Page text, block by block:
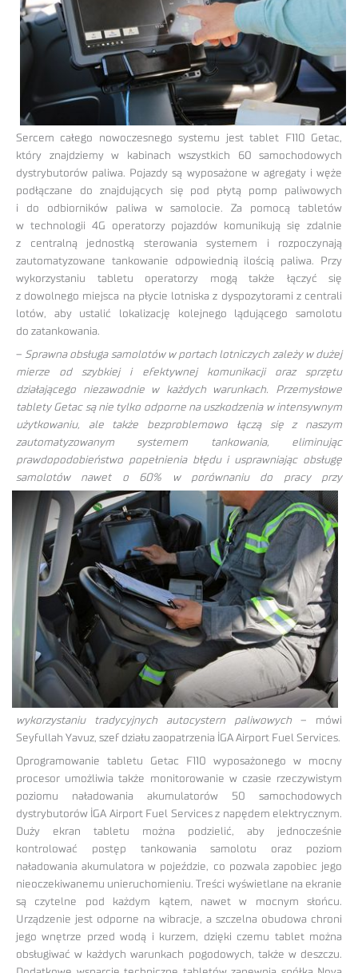
Sercem całego nowoczesnego systemu jest tablet F110 Getac,
który znajdziemy w kabinach wszystkich 60 samochodowych
dystrybutorów paliwa. Pojazdy są wyposażone w agregaty i węże
podłączane do znajdujących się pod płytą pomp paliwowych
i do odbiorników paliwa w samolocie. Za pomocą tabletów
w technologii 4G operatorzy pojazdów komunikują się zdalnie
z centralną jednostką sterowania systemem i rozpoczynają
zautomatyzowane tankowanie odpowiednią ilością paliwa. Przy
wykorzystaniu tabletu operatorzy mogą także łączyć się
z dowolnego miejsca na płycie lotniska z dyspozytorami z centrali
lotów, aby ustalić lokalizację kolejnego lądującego samolotu
do zatankowania.
–Sprawna obsługa samolotów w portach lotniczych zależy w dużej
mierze od szybkiej i efektywnej komunikacji oraz sprzętu
działającego niezawodnie w każdych warunkach. Przemysłowe
tablety Getac są nie tylko odporne na uszkodzenia w intensywnym
użytkowaniu, ale także bezproblemowo łączą się z naszym
zautomatyzowanym systemem tankowania, eliminując
prawdopodobieństwo popełnienia błędu i usprawniając obsługę
samolotów nawet o60% w porównaniu do pracy przy
wykorzystaniu tradycyjnych autocystern paliwowych – mówi
Seyfullah Yavuz, szef działu zaopatrzenia İGA Airport Fuel Services.
Oprogramowanie tabletu Getac F110 wyposażonego w mocny
procesor umożliwia także monitorowanie w czasie rzeczywistym
poziomu naładowania akumulatorów 50 samochodowych
dystrybutorów İGA Airport Fuel Services z napędem elektrycznym.
Duży ekran tabletu można podzielić, aby jednocześnie
kontrolować postęp tankowania samolotu oraz poziom
naładowania akumulatora w pojeździe, co pozwala zapobiec jego
nieoczekiwanemu unieruchomieniu. Treści wyświetlane na ekranie
są czytelne pod każdym kątem, nawet w mocnym słońcu.
Urządzenie jest odporne na wibracje, a szczelna obudowa chroni
jego wnętrze przed wodą i kurzem, dzięki czemu tablet można
obsługiwać w każdych warunkach pogodowych, także w deszczu.